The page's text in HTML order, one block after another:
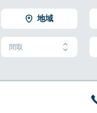
地域
間取